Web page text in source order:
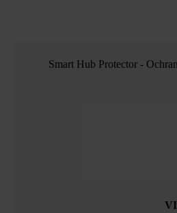
Smart Hub Protector -